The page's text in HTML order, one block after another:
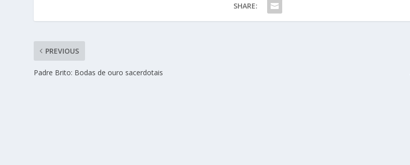
SHARE:
PREVIOUS
Padre Brito: Bodas de ouro sacerdotais